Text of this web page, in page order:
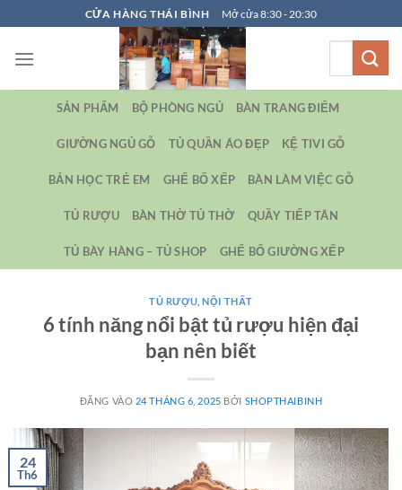
qua
nội
CỬA HÀNG THÁI BÌNH Mở cửa 8:30 - 20:30
SẢN PHẨM BỘ PHÒNG NGỦ BÀN TRANG ĐIỂM
GIƯỜNG NGỦ GỖ TỦ QUẦN ÁO ĐẸP KỆ TIVI GỖ
BẢN HỌC TRẺ EM GHẾ BỐ XẾP BÀN LÀM VIỆC GỖ
TỦ RƯỢU BÀN THỜ TỦ THỜ QUẦY TIẾP TÂN
TỦ BÀY HÀNG – TỦ SHOP GHẾ BỐ GIƯỜNG XẾP
TỦ RƯỢU ,NỘI THẤT
6 tính năng nổi bật tủ rượu hiện đại
bạn nên biết
ĐĂNG VÀO 24 THÁNG 6, 2025 BỞI SHOPTHAIBINH
24
Th6